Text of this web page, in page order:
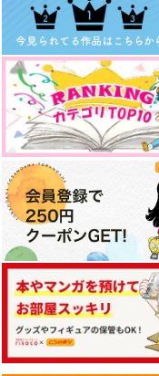
作品詳細
BABY, DON'T CRY
dilemma
1,257円（税込）
ジョセフ×シーザー
れ
九